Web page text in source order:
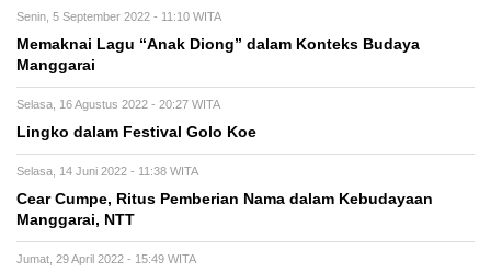
Senin, 5 September 2022 - 11:10 WITA
Memaknai Lagu “Anak Diong” dalam Konteks Budaya
Manggarai
Selasa, 16 Agustus 2022 - 20:27 WITA
Lingko dalam Festival Golo Koe
Selasa, 14 Juni 2022 - 11:38 WITA
Cear Cumpe, Ritus Pemberian Nama dalam Kebudayaan
Manggarai, NTT
Jumat, 29 April 2022 - 15:49 WITA